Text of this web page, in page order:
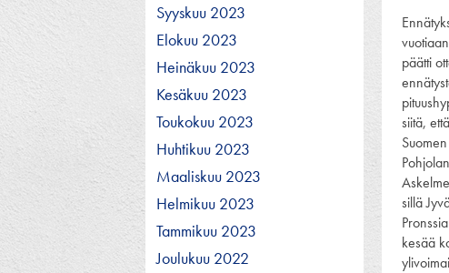
Syyskuu 2023
Elokuu 2023
Heinäkuu 2023
Kesäkuu 2023
Toukokuu 2023
Huhtikuu 2023
Maaliskuu 2023
Helmikuu 2023
Tammikuu 2023
Joulukuu 2022
päätti
siitä,
sillä
kesää